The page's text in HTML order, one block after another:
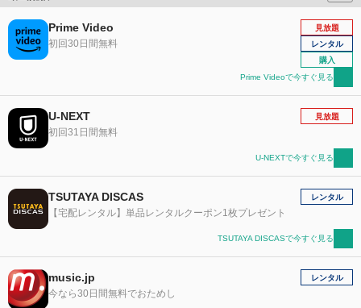
Prime Video
初回30日間無料
見放題
レンタル
購入
Prime Videoで今すぐ見る
U-NEXT
初回31日間無料
見放題
U-NEXTで今すぐ見る
TSUTAYA DISCAS
【宅配レンタル】単品レンタルクーポン1枚プレゼント
レンタル
TSUTAYA DISCASで今すぐ見る
music.jp
今なら30日間無料でおためし
レンタル